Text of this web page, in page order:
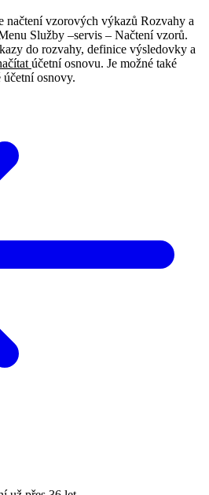
načtení vzorových výkazů Rozvahy a
Služby –servis – Načtení vzorů.
do rozvahy, definice výsledovky a
účetní osnovu. Je možné také
osnovy.